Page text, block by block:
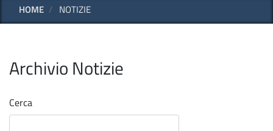
HOME NOTIZIE
Archivio Notizie
Cerca